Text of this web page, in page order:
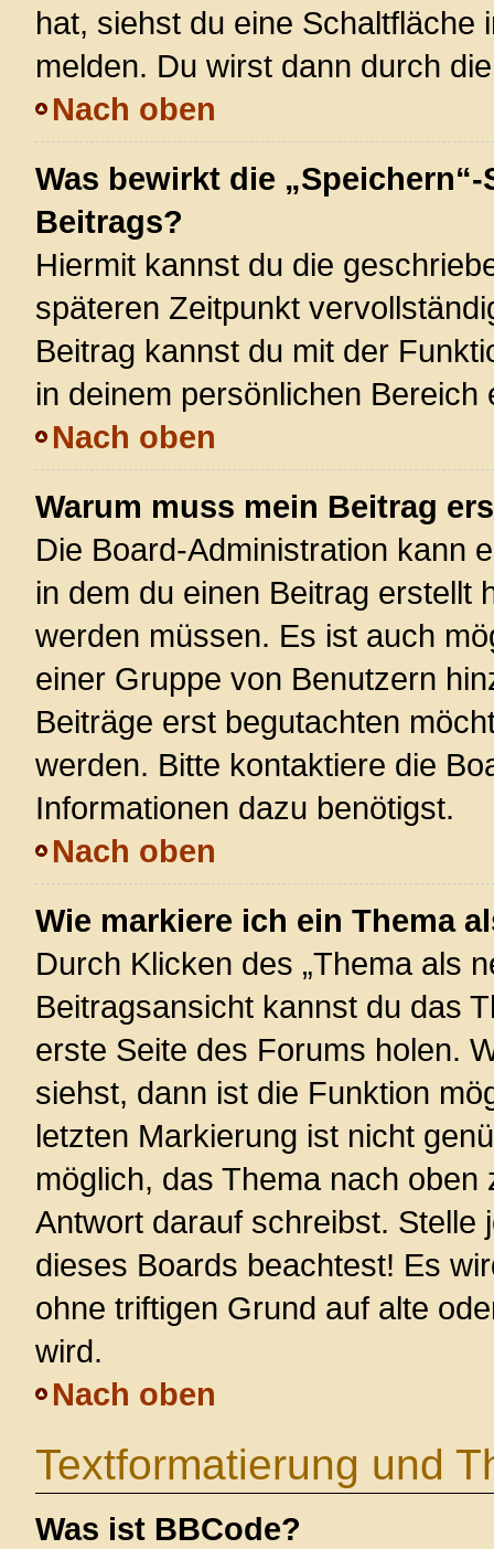
hat, siehst du eine
melden. Du wirst dann durch
Nach oben
Was bewirkt die
Beitrags?
Hiermit kannst du die
späteren Zeitpunkt
Beitrag kannst du mit der
in deinem persönlichen Bereich
Nach oben
Warum muss mein Beitrag
Die Board-Administration kann
in dem du einen Beitrag erstellt
werden müssen. Es ist auch
einer Gruppe von Benutzern
Beiträge erst begutachten
werden. Bitte kontaktiere die
Informationen dazu benötigst.
Nach oben
Wie markiere ich ein Thema
Durch Klicken des „Thema als
Beitragsansicht kannst du das
erste Seite des Forums holen.
siehst, dann ist die Funktion
letzten Markierung ist nicht
möglich, das Thema nach
Antwort darauf schreibst. Stelle
dieses Boards beachtest! Es
ohne triftigen Grund auf alte
wird.
Nach oben
Textformatierung und
Was ist BBCode?